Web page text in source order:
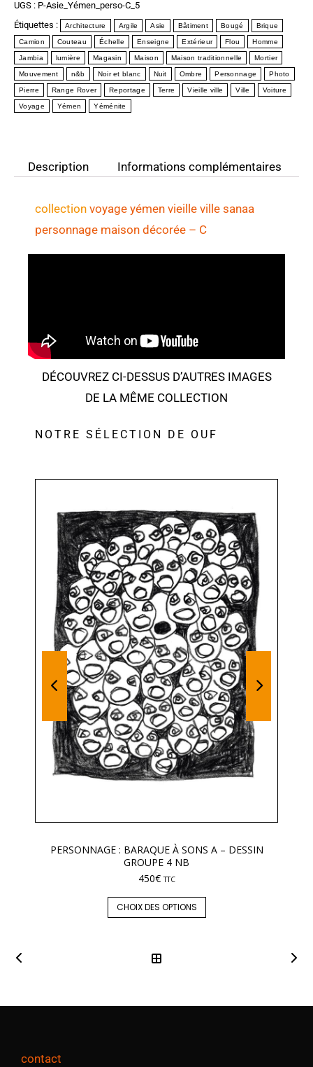
UGS : P-Asie_Yémen_perso-C_5
Étiquettes :
Architecture Argile Asie Bâtiment Bougé Brique
Camion Couteau Échelle Enseigne Extérieur Flou Homme
Jambia lumière Magasin Maison Maison traditionnelle Mortier
Mouvement n&b Noir et blanc Nuit Ombre Personnage Photo
Pierre Range Rover Reportage Terre Vieille ville Ville Voiture
Voyage Yémen Yéménite
Description Informations complémentaires
collection voyage yémen vieille ville sanaa
personnage maison décorée – C
DÉCOUVREZ CI-DESSUS D’AUTRES IMAGES
DE LA MÊME COLLECTION
NOTRE SÉLECTION DE OUF
PERSONNAGE : BARAQUE À SONS A – DESSIN
GROUPE 4 NB
450€ TTC
CHOIX DES OPTIONS
contact